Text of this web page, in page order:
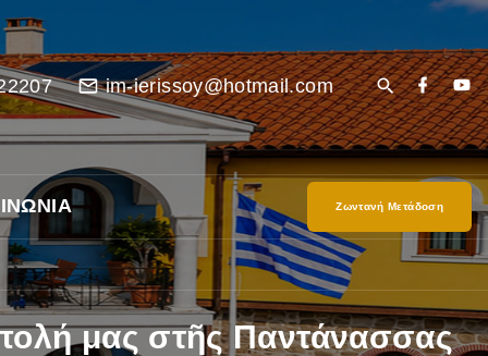
im-ierissoy@hotmail.com
Ζωντανή Μετάδοση
μας στῆς Παντάνασσας